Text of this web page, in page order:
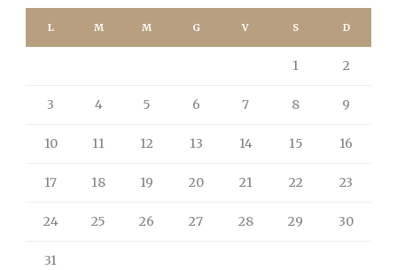
L M M G V S D
1 2
3 4 5 6 7 8 9
10 11 12 13 14 15 16
17 18 19 20 21 22 23
24 25 26 27 28 29 30
31